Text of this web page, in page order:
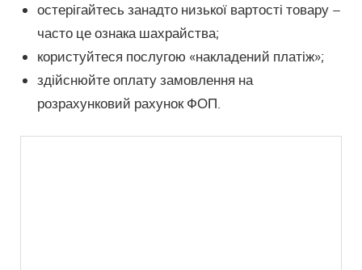
остерігайтесь занадто низької вартості товару –
часто це ознака шахрайства;
користуйтеся послугою «накладений платіж»;
здійснюйте оплату замовлення на
розрахунковий рахунок ФОП.